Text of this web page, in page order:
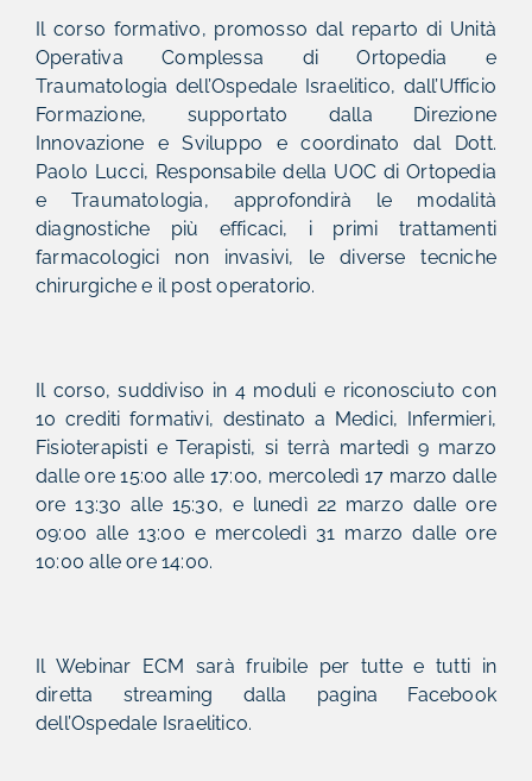
Il corso formativo, promosso dal reparto di Unità
Operativa Complessa di Ortopedia e
Traumatologia dell’Ospedale Israelitico, dall’Ufficio
Formazione, supportato dalla Direzione
Innovazione e Sviluppo e coordinato dal Dott.
Paolo Lucci, Responsabile della UOC di Ortopedia
e Traumatologia, approfondirà le modalità
diagnostiche più efficaci, i primi trattamenti
farmacologici non invasivi, le diverse tecniche
chirurgiche e il post operatorio.
Il corso, suddiviso in 4 moduli e riconosciuto con
10 crediti formativi, destinato a Medici, Infermieri,
Fisioterapisti e Terapisti, si terrà martedì 9 marzo
dalle ore 15:00 alle 17:00, mercoledì 17 marzo dalle
ore 13:30 alle 15:30, e lunedì 22 marzo dalle ore
09:00 alle 13:00 e mercoledì 31 marzo dalle ore
10:00 alle ore 14:00.
Il Webinar ECM sarà fruibile per tutte e tutti in
diretta streaming dalla pagina Facebook
dell’Ospedale Israelitico.